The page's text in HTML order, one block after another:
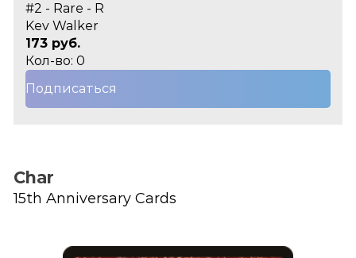
#2 - Rare - R
Kev Walker
173 руб.
Кол-во: 0
Подписаться
Char
15th Anniversary Cards